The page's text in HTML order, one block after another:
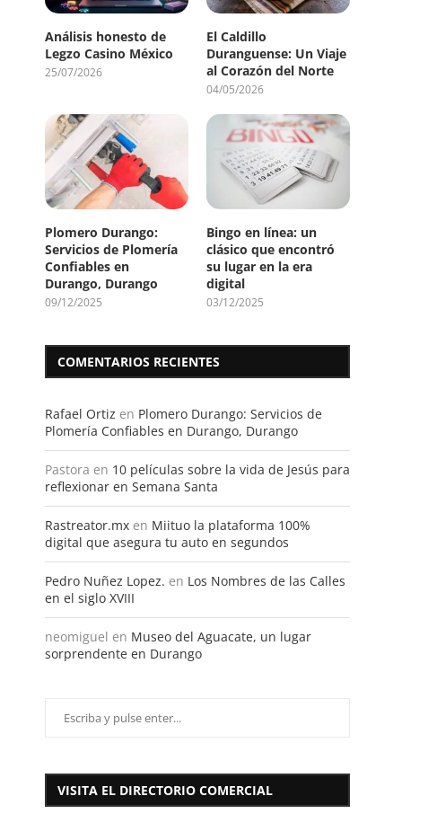
Análisis honesto de
Legzo Casino México
25/07/2026
El Caldillo
Duranguense: Un Viaje
al Corazón del Norte
04/05/2026
Plomero Durango:
Servicios de Plomería
Confiables en
Durango, Durango
09/12/2025
Bingo en línea: un
clásico que encontró
su lugar en la era
digital
03/12/2025
COMENTARIOS RECIENTES
Rafael Ortiz en Plomero Durango: Servicios de
Plomería Confiables en Durango, Durango
Pastora en 10 películas sobre la vida de Jesús para
reflexionar en Semana Santa
Rastreator.mx en Miituo la plataforma 100%
digital que asegura tu auto en segundos
Pedro Nuñez Lopez. en Los Nombres de las Calles
en el siglo XVIII
neomiguel en Museo del Aguacate, un lugar
sorprendente en Durango
VISITA EL DIRECTORIO COMERCIAL